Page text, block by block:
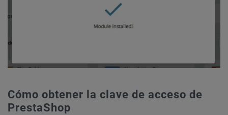
Cómo obtener la clave de acceso de
PrestaShop